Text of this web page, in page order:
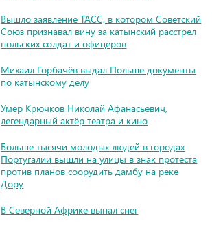
Вышло заявление ТАСС, в котором Советский
Союз признавал вину за катынский расстрел
польских солдат и офицеров
Михаил Горбачёв выдал Польше документы
по катынскому делу
Умер Крючков Николай Афанасьевич,
легендарный актёр театра и кино
Больше тысячи молодых людей в городах
Португалии вышли на улицы в знак протеста
против планов соорудить дамбу на реке
Дору
В Северной Африке выпал снег